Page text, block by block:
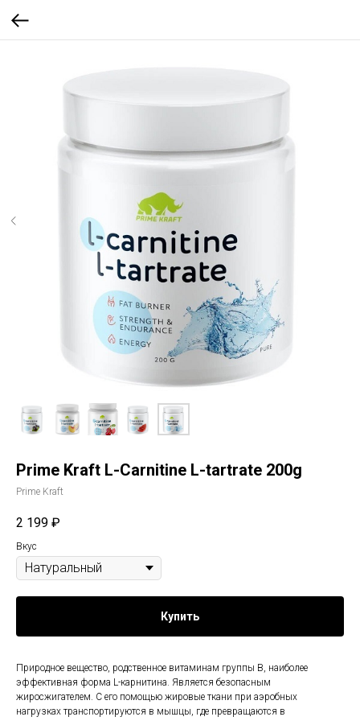
Prime Kraft L-Carnitine L-tartrate 200g
Prime Kraft
2 199 ₽
Вкус
Купить
Природное вещество, родственное витаминам группы B, наиболее
эффективная форма L-карнитина. Является безопасным
жиросжигателем. С его помощью жировые ткани при аэробных
нагрузках транспортируются в мышцы, где превращаются в